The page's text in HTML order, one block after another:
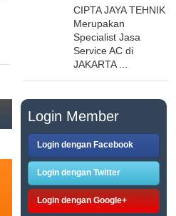
CIPTA JAYA TEHNIK
Merupakan
Specialist Jasa
Service AC di
JAKARTA ...
Login Member
Login dengan Facebook
Login dengan Twitter
Login dengan Google+